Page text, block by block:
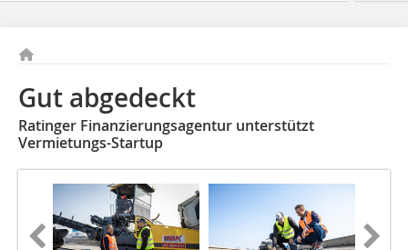
Gut abgedeckt
Ratinger Finanzierungsagentur unterstützt
Vermietungs-Startup